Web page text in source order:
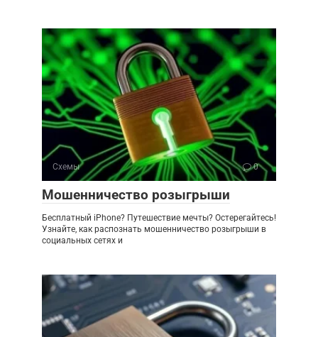
Схемы 0
Мошенничество розыгрыши
Бесплатный iPhone? Путешествие мечты? Остерегайтесь!
Узнайте, как распознать мошенничество розыгрыши в
социальных сетях и